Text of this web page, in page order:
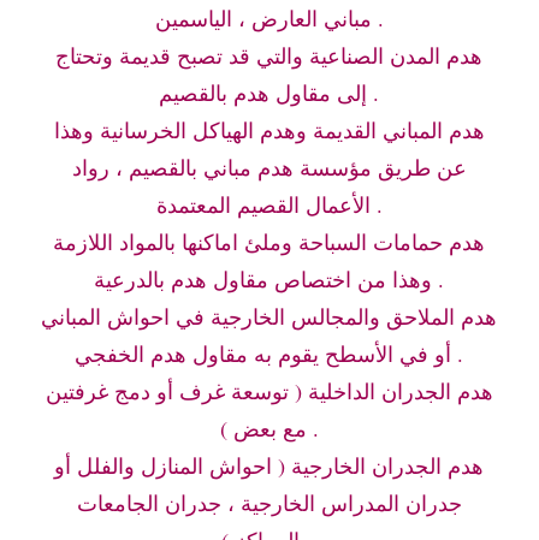
مباني العارض ، الياسمين .
هدم المدن الصناعية والتي قد تصبح قديمة وتحتاج
إلى مقاول هدم بالقصيم .
هدم المباني القديمة وهدم الهياكل الخرسانية وهذا
عن طريق مؤسسة هدم مباني بالقصيم ، رواد
الأعمال القصيم المعتمدة .
هدم حمامات السباحة وملئ اماكنها بالمواد اللازمة
وهذا من اختصاص مقاول هدم بالدرعية .
هدم الملاحق والمجالس الخارجية في احواش المباني
أو في الأسطح يقوم به مقاول هدم الخفجي .
هدم الجدران الداخلية ( توسعة غرف أو دمج غرفتين
مع بعض ) .
هدم الجدران الخارجية ( احواش المنازل والفلل أو
جدران المدراس الخارجية ، جدران الجامعات